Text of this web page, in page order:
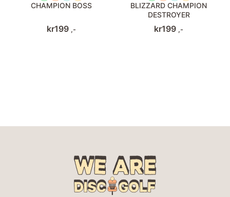
CHAMPION BOSS
kr199 ,-
BLIZZARD CHAMPION
DESTROYER
kr199 ,-